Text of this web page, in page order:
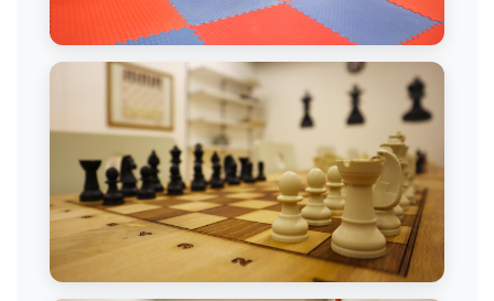
Dans Dersi